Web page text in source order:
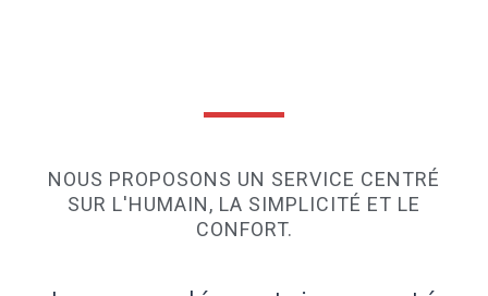
NOUS PROPOSONS UN SERVICE CENTRÉ
SUR L'HUMAIN, LA SIMPLICITÉ ET LE
CONFORT.